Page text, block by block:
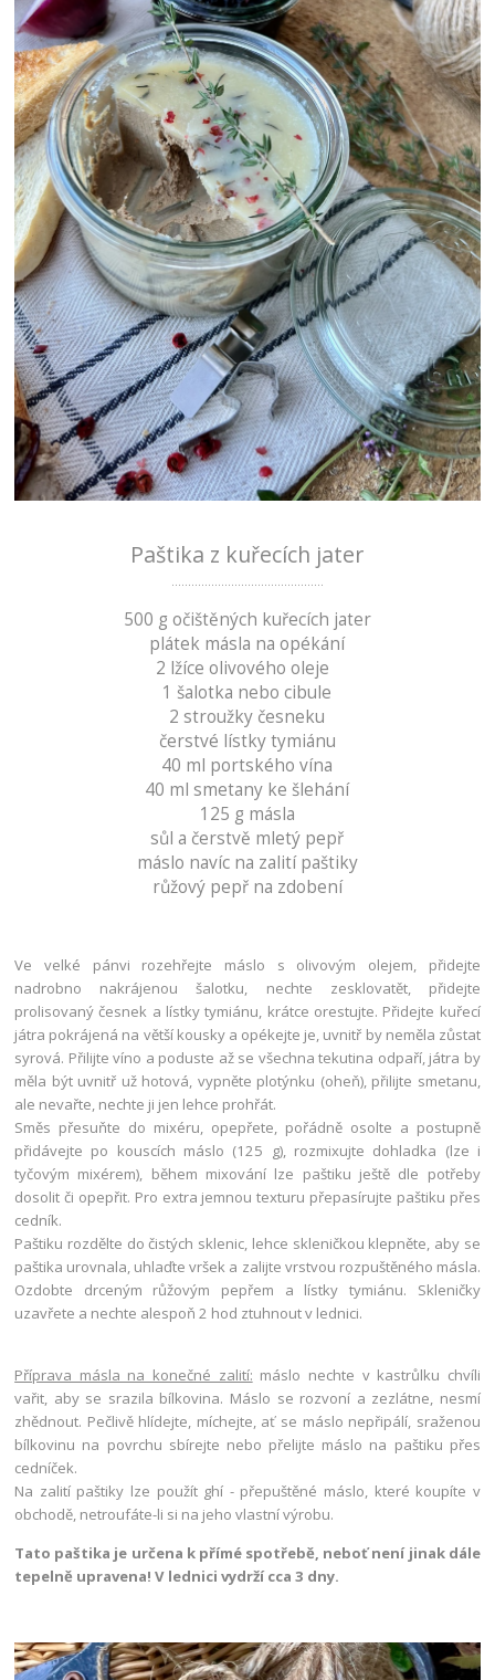
Paštika z kuřecích jater
500 g očištěných kuřecích jater
plátek másla na opékání
2 lžíce olivového oleje
1 šalotka nebo cibule
2 stroužky česneku
čerstvé lístky tymiánu
40 ml portského vína
40 ml smetany ke šlehání
125 g másla
sůl a čerstvě mletý pepř
máslo navíc na zalití paštiky
růžový pepř na zdobení
Ve velké pánvi rozehřejte máslo s olivovým olejem, přidejte
nadrobno nakrájenou šalotku, nechte zesklovatět, přidejte
prolisovaný česnek a lístky tymiánu, krátce orestujte. Přidejte kuřecí
játra pokrájená na větší kousky a opékejte je, uvnitř by neměla zůstat
syrová. Přilijte víno a poduste až se všechna tekutina odpaří, játra by
měla být uvnitř už hotová, vypněte plotýnku (oheň), přilijte smetanu,
ale nevařte, nechte ji jen lehce prohřát.
Směs přesuňte do mixéru, opepřete, pořádně osolte a postupně
přidávejte po kouscích máslo (125 g), rozmixujte dohladka (lze i
tyčovým mixérem), během mixování lze paštiku ještě dle potřeby
dosolit či opepřit. Pro extra jemnou texturu přepasírujte paštiku přes
cedník.
Paštiku rozdělte do čistých sklenic, lehce skleničkou klepněte, aby se
paštika urovnala, uhlaďte vršek a zalijte vrstvou rozpuštěného másla.
Ozdobte drceným růžovým pepřem a lístky tymiánu. Skleničky
uzavřete a nechte alespoň 2 hod ztuhnout v lednici.
Příprava másla na konečné zalití: máslo nechte v kastrůlku chvíli
vařit, aby se srazila bílkovina. Máslo se rozvoní a zezlátne, nesmí
zhědnout. Pečlivě hlídejte, míchejte, ať se máslo nepřipálí, sraženou
bílkovinu na povrchu sbírejte nebo přelijte máslo na paštiku přes
cedníček.
Na zalití paštiky lze použít ghí - přepuštěné máslo, které koupíte v
obchodě, netroufáte-li si na jeho vlastní výrobu.
Tato paštika je určena k přímé spotřebě, neboť není jinak dále
tepelně upravena! V lednici vydrží cca 3 dny.